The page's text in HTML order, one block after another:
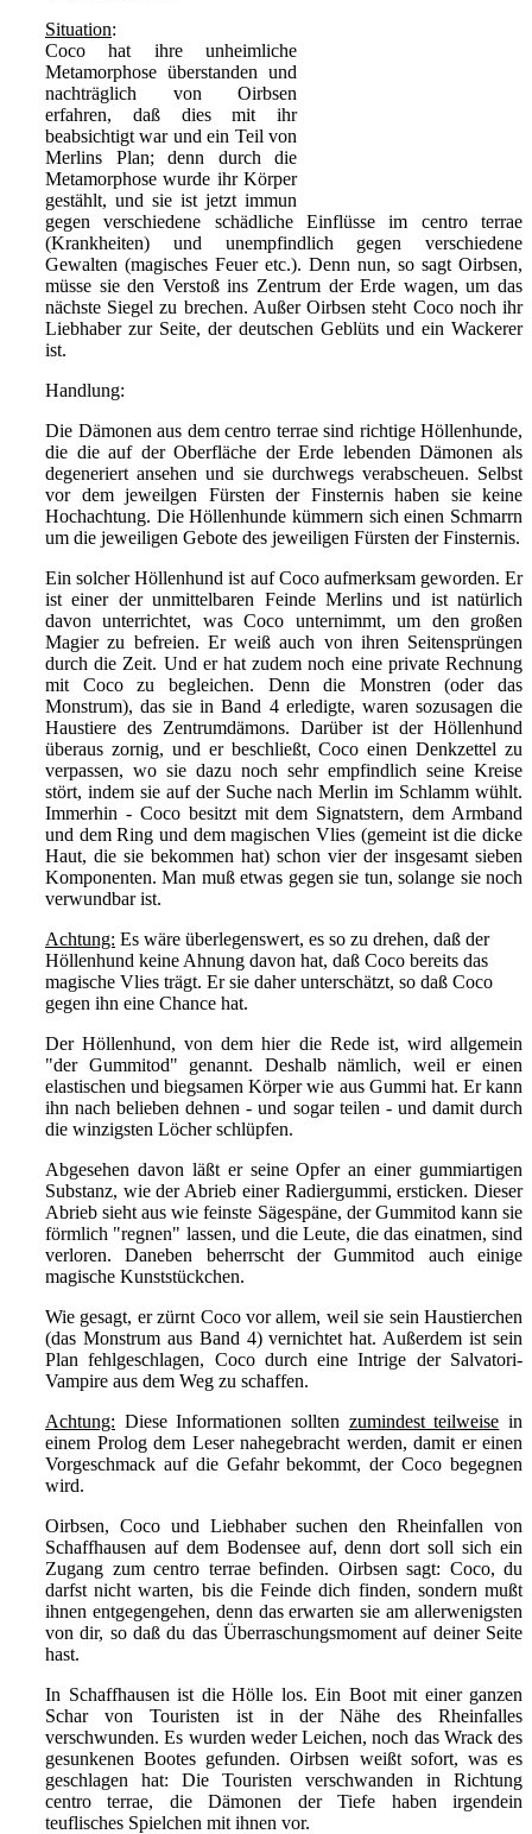
Situation:
Coco hat ihre unheimliche
Metamorphose überstanden und
nachträglich von Oirbsen
erfahren, daß dies mit ihr
beabsichtigt war und ein Teil von
Merlins Plan; denn durch die
Metamorphose wurde ihr Körper
gestählt, und sie ist jetzt immun
gegen verschiedene schädliche Einflüsse im centro terrae
(Krankheiten) und unempfindlich gegen verschiedene
Gewalten (magisches Feuer etc.). Denn nun, so sagt Oirbsen,
müsse sie den Verstoß ins Zentrum der Erde wagen, um das
nächste Siegel zu brechen. Außer Oirbsen steht Coco noch ihr
Liebhaber zur Seite, der deutschen Geblüts und ein Wackerer
ist.
Handlung:
Die Dämonen aus dem centro terrae sind richtige Höllenhunde,
die die auf der Oberfläche der Erde lebenden Dämonen als
degeneriert ansehen und sie durchwegs verabscheuen. Selbst
vor dem jeweilgen Fürsten der Finsternis haben sie keine
Hochachtung. Die Höllenhunde kümmern sich einen Schmarrn
um die jeweiligen Gebote des jeweiligen Fürsten der Finsternis.
Ein solcher Höllenhund ist auf Coco aufmerksam geworden. Er
ist einer der unmittelbaren Feinde Merlins und ist natürlich
davon unterrichtet, was Coco unternimmt, um den großen
Magier zu befreien. Er weiß auch von ihren Seitensprüngen
durch die Zeit. Und er hat zudem noch eine private Rechnung
mit Coco zu begleichen. Denn die Monstren (oder das
Monstrum), das sie in Band 4 erledigte, waren sozusagen die
Haustiere des Zentrumdämons. Darüber ist der Höllenhund
überaus zornig, und er beschließt, Coco einen Denkzettel zu
verpassen, wo sie dazu noch sehr empfindlich seine Kreise
stört, indem sie auf der Suche nach Merlin im Schlamm wühlt.
Immerhin - Coco besitzt mit dem Signatstern, dem Armband
und dem Ring und dem magischen Vlies (gemeint ist die dicke
Haut, die sie bekommen hat) schon vier der insgesamt sieben
Komponenten. Man muß etwas gegen sie tun, solange sie noch
verwundbar ist.
Achtung: Es wäre überlegenswert, es so zu drehen, daß der
Höllenhund keine Ahnung davon hat, daß Coco bereits das
magische Vlies trägt. Er sie daher unterschätzt, so daß Coco
gegen ihn eine Chance hat.
Der Höllenhund, von dem hier die Rede ist, wird allgemein
"der Gummitod" genannt. Deshalb nämlich, weil er einen
elastischen und biegsamen Körper wie aus Gummi hat. Er kann
ihn nach belieben dehnen - und sogar teilen - und damit durch
die winzigsten Löcher schlüpfen.
Abgesehen davon läßt er seine Opfer an einer gummiartigen
Substanz, wie der Abrieb einer Radiergummi, ersticken. Dieser
Abrieb sieht aus wie feinste Sägespäne, der Gummitod kann sie
förmlich "regnen" lassen, und die Leute, die das einatmen, sind
verloren. Daneben beherrscht der Gummitod auch einige
magische Kunststückchen.
Wie gesagt, er zürnt Coco vor allem, weil sie sein Haustierchen
(das Monstrum aus Band 4) vernichtet hat. Außerdem ist sein
Plan fehlgeschlagen, Coco durch eine Intrige der Salvatori-
Vampire aus dem Weg zu schaffen.
Achtung: Diese Informationen sollten zumindest teilweise in
einem Prolog dem Leser nahegebracht werden, damit er einen
Vorgeschmack auf die Gefahr bekommt, der Coco begegnen
wird.
Oirbsen, Coco und Liebhaber suchen den Rheinfallen von
Schaffhausen auf dem Bodensee auf, denn dort soll sich ein
Zugang zum centro terrae befinden. Oirbsen sagt: Coco, du
darfst nicht warten, bis die Feinde dich finden, sondern mußt
ihnen entgegengehen, denn das erwarten sie am allerwenigsten
von dir, so daß du das Überraschungsmoment auf deiner Seite
hast.
In Schaffhausen ist die Hölle los. Ein Boot mit einer ganzen
Schar von Touristen ist in der Nähe des Rheinfalles
verschwunden. Es wurden weder Leichen, noch das Wrack des
gesunkenen Bootes gefunden. Oirbsen weißt sofort, was es
geschlagen hat: Die Touristen verschwanden in Richtung
centro terrae, die Dämonen der Tiefe haben irgendein
teuflisches Spielchen mit ihnen vor.